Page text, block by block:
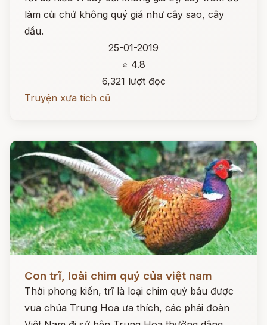
làm củi chứ không quý giá như cây sao, cây
dầu.
25-01-2019
⭐ 4.8
6,321 lượt đọc
Truyện xưa tích cũ
Con trĩ, loài chim quý của việt nam
Thời phong kiến, trĩ là loại chim quý báu được
vua chúa Trung Hoa ưa thích, các phái đoàn